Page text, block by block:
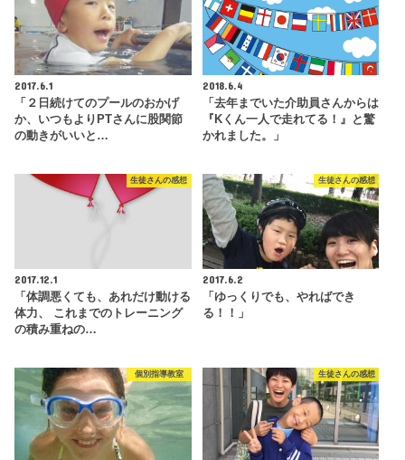
2017.6.1
「２日続けてのプールのおかげ
か、いつもよりPTさんに股関節
の動きがいいと…
2018.6.4
「去年までいた介助員さんからは
『Kくん一人で走れてる！』と驚
かれました。」
生徒さんの感想
2017.12.1
「体調悪くても、あれだけ動ける
体力、 これまでのトレーニング
の積み重ねの…
生徒さんの感想
2017.6.2
「ゆっくりでも、やればでき
る！！」
個別指導教室 生徒さんの感想